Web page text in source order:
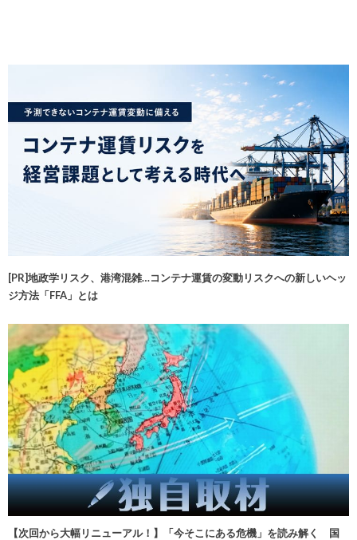
[PR]地政学リスク、港湾混雑…コンテナ運賃の変動リスクへの新しいヘッ
ジ方法「FFA」とは
【次回から大幅リニューアル！】「今そこにある危機」を読み解く 国